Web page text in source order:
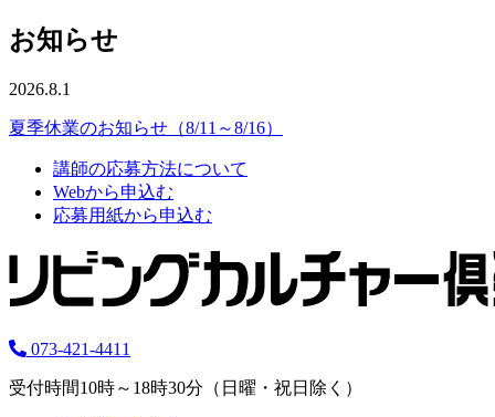
お知らせ
2026.8.1
夏季休業のお知らせ（8/11～8/16）
講師の応募方法について
Webから申込む
応募用紙から申込む
073-421-4411
受付時間10時～18時30分（日曜・祝日除く）